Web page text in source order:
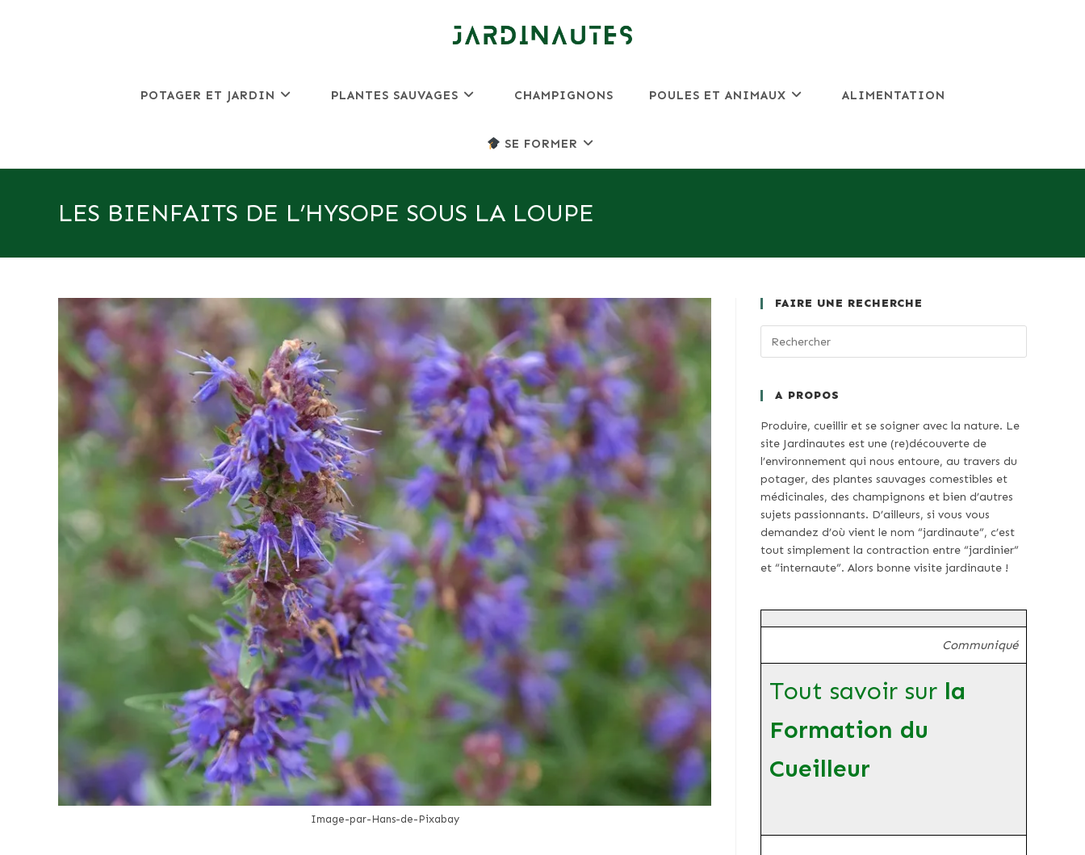
POTAGER ET JARDIN PLANTES SAUVAGES CHAMPIGNONS POULES ET ANIMAUX ALIMENTATION
SE FORMER
LES BIENFAITS DE L’HYSOPE SOUS LA LOUPE
Image-par-Hans-de-Pixabay
FAIRE UNE RECHERCHE
A PROPOS
Produire, cueillir et se soigner avec la nature. Le
site Jardinautes est une (re)découverte de
l’environnement qui nous entoure, au travers du
potager, des plantes sauvages comestibles et
médicinales, des champignons et bien d’autres
sujets passionnants. D’ailleurs, si vous vous
demandez d’où vient le nom “jardinaute”, c’est
tout simplement la contraction entre “jardinier”
et “internaute”. Alors bonne visite jardinaute !
Communiqué
Tout savoir sur la
Formation du
Cueilleur